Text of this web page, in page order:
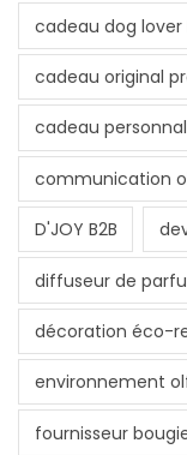
cadeau dog lover
cadeau original
cadeau
communication
D'JOY B2B
diffuseur de
décoration éco-
environnement
fournisseur